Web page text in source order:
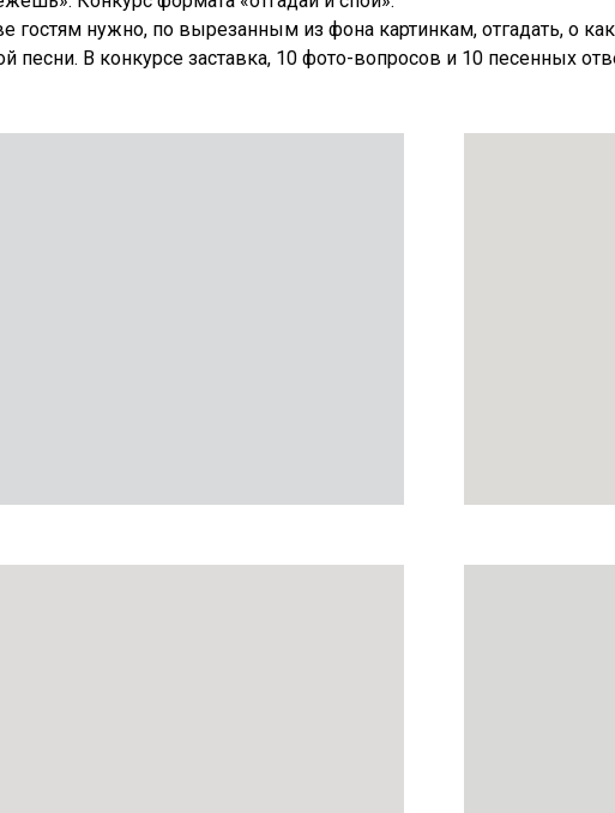
гостям нужно, по вырезанным из фона картинкам, отгадать, о
песни. В конкурсе заставка, 10 фото-вопросов и 10 песенных